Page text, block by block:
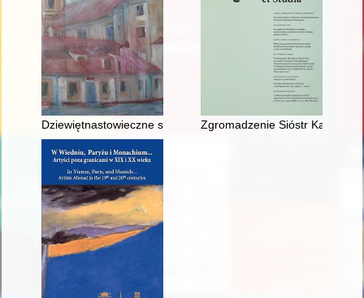
Dziewiętnastowieczne słowniczki gwarowe z Polski północno-
Zgromadzenie Sióstr